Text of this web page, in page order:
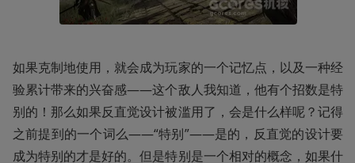
如果克制地使用，就会成为玩家的一个记忆点，以及一种经
验累计带来的兴奋感——这个敌人我知道，他有个招数是特
别的！那么如果反直觉设计被滥用了，会是什么样呢？记得
之前提到的一个词么——“特别”——是的，反直觉的设计要
成为特别的才是好的。但是特别是一个相对的概念，如果什